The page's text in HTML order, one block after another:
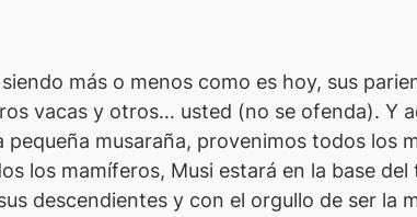
más o menos como es hoy, sus
vacas y otros… usted (no se ofenda). Y
musaraña, provenimos todos los
los mamíferos, Musi estará en la base
descendientes y con el orgullo de ser la